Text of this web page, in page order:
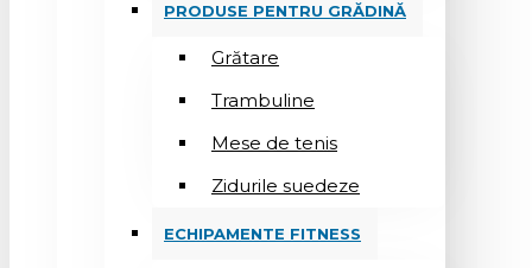
PRODUSE PENTRU GRĂDINĂ
Grătare
Trambuline
Mese de tenis
Zidurile suedeze
ECHIPAMENTE FITNESS